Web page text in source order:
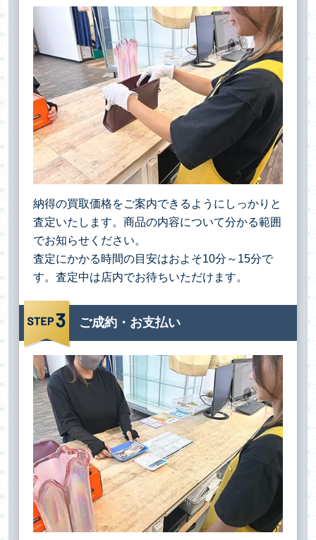
納得の買取価格をご案内できるようにしっかりと
査定いたします。商品の内容について分かる範囲
でお知らせください。
査定にかかる時間の目安はおよそ10分～15分で
す。査定中は店内でお待ちいただけます。
ご成約・お支払い